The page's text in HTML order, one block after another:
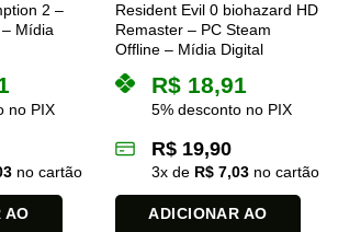
2 –
Mídia
no PIX
no cartão
AO
Resident Evil 0 biohazard HD
Remaster – PC Steam
Offline – Mídia Digital
R$ 18,91
5% desconto no PIX
R$ 19,90
3x de R$ 7,03 no cartão
ADICIONAR AO